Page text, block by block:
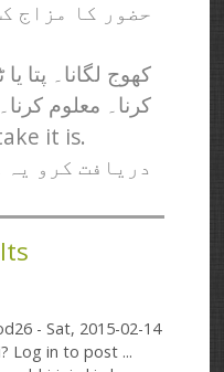
حضور کا مزاج
کھوج لگانا۔ پتا
کرنا۔ معلوم
it is.
دریافت کرو
- Sat, 2015-02-14
Log in to post ...